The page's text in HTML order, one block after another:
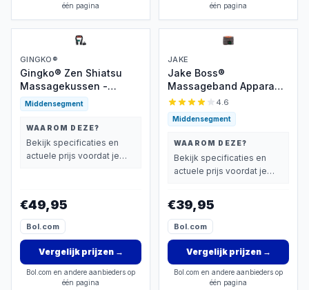
één pagina
één pagina
GINGKO®
Gingko® Zen Shiatsu
Massagekussen -
Nekmassage Apparaat
Draadloos - Infrarood
Warmtefunctie -
Elektrisch - Rugmassage
Apparaten voor Nek,
Schouder, benen,
Infrarood - 1,5 uur
gebruik - Luxe
Opbergtas - Zwart/Grijs
Middensegment
WAAROM DEZE?
Bekijk specificaties en
actuele prijs voordat je
€49,95
Bol.com
Vergelijk prijzen→
Bol.com en andere aanbieders op
één pagina
JAKE
Jake Boss®
Massageband Apparaat
- Rugmassage met
Infrarood Verwarmings
Band - Rugband
Onderrug - Warmteband
- Rugpijn Warmtegordel
- Elektrisch
Warmte en Massage
Apparaten
4.6
Middensegment
WAAROM DEZE?
Bekijk specificaties en
actuele prijs voordat je
€39,95
Bol.com
Vergelijk prijzen→
Bol.com en andere aanbieders op
één pagina